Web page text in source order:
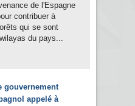
de l'Espagne
contribuer à
qui se sont
du pays...
gouvernement
appelé à